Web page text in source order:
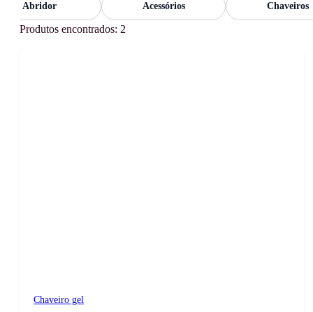
Abridor Acessórios Chaveiros
Produtos encontrados: 2
Chaveiro gel